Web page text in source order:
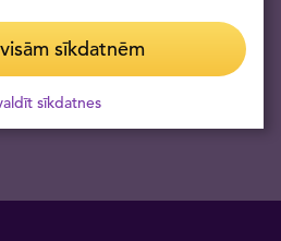
sīkdatnēm
sīkdatnes